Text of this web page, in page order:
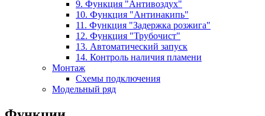
9. Функция "Антивоздух"
10. Функция "Антинакипь"
11. Функция "Задержка розжига"
12. Функция "Трубочист"
13. Автоматический запуск
14. Контроль наличия пламени
Монтаж
Схемы подключения
Модельный ряд